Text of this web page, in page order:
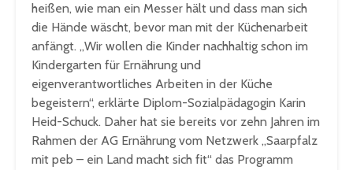
heißen, wie man ein Messer hält und dass man sich
die Hände wäscht, bevor man mit der Küchenarbeit
anfängt. „Wir wollen die Kinder nachhaltig schon im
Kindergarten für Ernährung und
eigenverantwortliches Arbeiten in der Küche
begeistern“, erklärte Diplom-Sozialpädagogin Karin
Heid-Schuck. Daher hat sie bereits vor zehn Jahren im
Rahmen der AG Ernährung vom Netzwerk „Saarpfalz
mit peb – ein Land macht sich fit“ das Programm